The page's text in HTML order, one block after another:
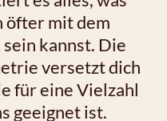
öfter mit dem
kannst. Die
versetzt dich
für eine Vielzahl
geeignet ist.